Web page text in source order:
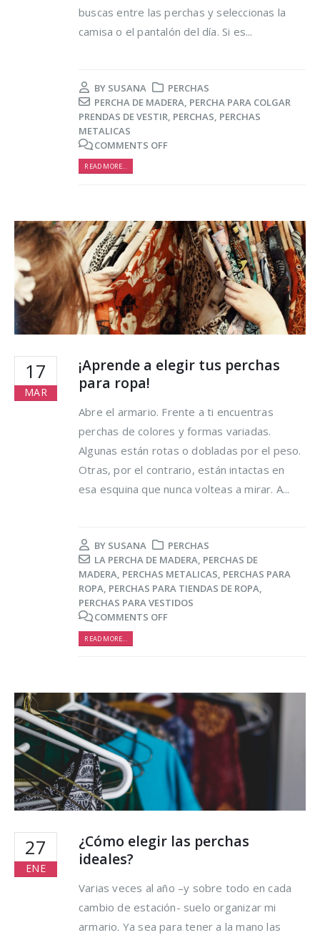
buscas entre las perchas y seleccionas la
camisa o el pantalón del día. Si es...
BY SUSANA
PERCHAS
PERCHA DE MADERA, PERCHA PARA COLGAR
PRENDAS DE VESTIR, PERCHAS, PERCHAS
METALICAS
COMMENTS OFF
READ MORE...
17
MAR
¡Aprende a elegir tus perchas
para ropa!
Abre el armario. Frente a ti encuentras
perchas de colores y formas variadas.
Algunas están rotas o dobladas por el peso.
Otras, por el contrario, están intactas en
esa esquina que nunca volteas a mirar. A...
BY SUSANA
PERCHAS
LA PERCHA DE MADERA, PERCHAS DE
MADERA, PERCHAS METALICAS, PERCHAS PARA
ROPA, PERCHAS PARA TIENDAS DE ROPA,
PERCHAS PARA VESTIDOS
COMMENTS OFF
READ MORE...
27
ENE
¿Cómo elegir las perchas
ideales?
Varias veces al año –y sobre todo en cada
cambio de estación- suelo organizar mi
armario. Ya sea para tener a la mano las